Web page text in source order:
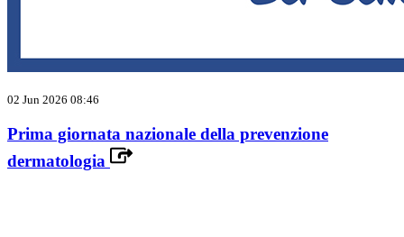
02 Jun 2026 08:46
Prima giornata nazionale della prevenzione
dermatologia